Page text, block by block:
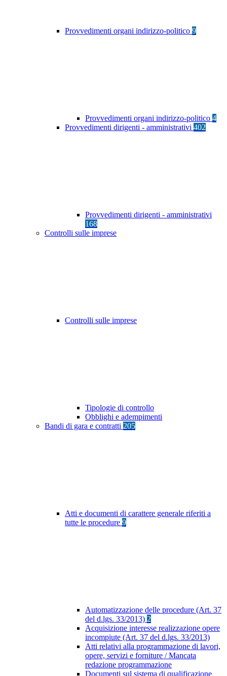
Provvedimenti organi indirizzo-politico 9
Provvedimenti organi indirizzo-politico 4
Provvedimenti dirigenti - amministrativi 402
Provvedimenti dirigenti - amministrativi
168
Controlli sulle imprese
Controlli sulle imprese
Tipologie di controllo
Obblighi e adempimenti
Bandi di gara e contratti 205
Atti e documenti di carattere generale riferiti a
tutte le procedure 9
Automatizzazione delle procedure (Art. 37
del d.lgs. 33/2013) 2
Acquisizione interesse realizzazione opere
incompiute (Art. 37 del d.lgs. 33/2013)
Atti relativi alla programmazione di lavori,
opere, servizi e forniture / Mancata
redazione programmazione
Documenti sul sistema di qualificazione